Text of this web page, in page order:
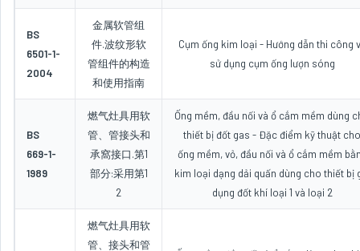
BS
6501-1-
2004
金属软管组
件.波纹形软
管组件的构造
和使用指南
Cụm ống kim loại - Hướng dẫn thi công
sử dụng cụm ống lượn sóng
BS
669-1-
1989
燃气灶具用软
管、管接头和
承窩接口.第1
部分:采用第1
2
Ống mềm, đầu nối và ổ cắm mềm dùng
thiết bị đốt gas - Đặc điểm kỹ thuật cho
ống mềm, vỏ, đầu nối và ổ cắm mềm
kim loại dạng dải quấn dùng cho thiết bị
dụng đốt khí loại 1 và loại 2
燃气灶具用软
管、接头和管